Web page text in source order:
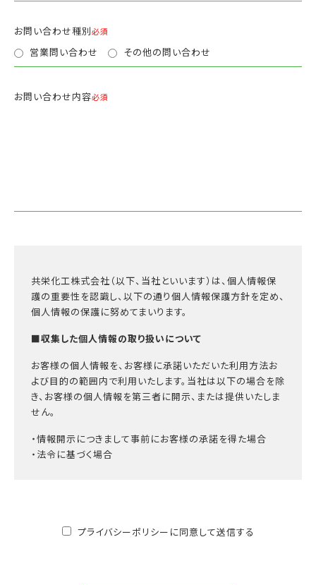
お問い合わせ種別必須
営業問い合わせ その他の問い合わせ
お問い合わせ内容必須
共栄化工株式会社（以下、当社といいます）は、個人情報保
護の重要性を認識し、以下の通り個人情報保護方針を定め、
個人情報の保護に努めてまいります。
■収集した個人情報の取り扱いについて
お客様の個人情報を、お客様に承諾いただいた利用方法お
よび目的の範囲内で利用いたします。当社は以下の場合を除
き、お客様の個人情報を第三者に開示、または提供いたしま
せん。
・情報開示につきまして事前にお客様の承諾を得た場合
・法令に基づく場合
プライバシーポリシーに同意して送信する